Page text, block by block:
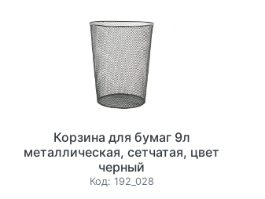
Корзина для бумаг 9л
металлическая, сетчатая, цвет
черный
Код: 192_028